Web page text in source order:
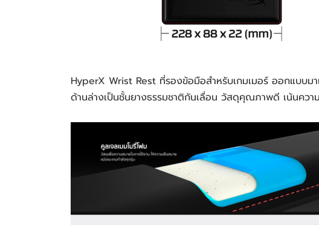
HyperX Wrist Rest ที่รองข้อมือสำหรับเกมเมอร์ ออกแบบม
ด้านล่างเป็นชั้นยางธรรมชาติกันเลื่อน วัสดุคุณภาพดี เน้นควา